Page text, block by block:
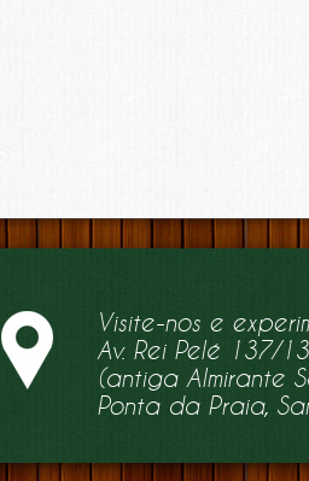
Visite-nos e
Av. Rei Pelé 137/
(antiga Almirante
Ponta da Praia,